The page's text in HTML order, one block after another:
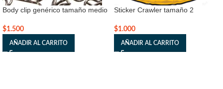
Body clip genérico tamaño medio
$1.500
AÑADIR AL CARRITO
Sticker Crawler tamaño 2
$1.000
AÑADIR AL CARRITO